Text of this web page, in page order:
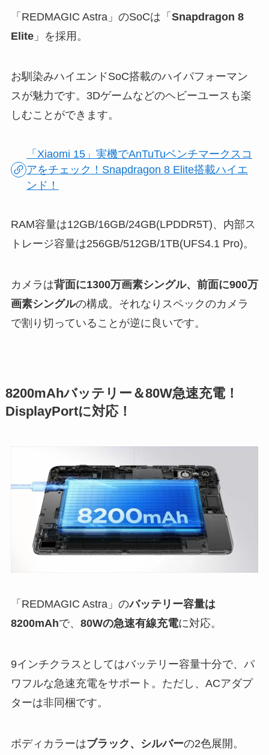
「REDMAGIC Astra」のSoCは「 Snapdragon 8
Elite」を採用。
お馴染みハイエンドSoC搭載のハイパフォーマン
スが魅力です。3Dゲームなどのヘビーユースも楽
しむことができます。
「Xiaomi 15」実機でAnTuTuベンチマークスコ
アをチェック！Snapdragon 8 Elite搭載ハイエ
ンド！
RAM容量は12GB/16GB/24GB(LPDDR5T)、内部ス
トレージ容量は256GB/512GB/1TB(UFS4.1 Pro)。
カメラは背面に1300万画素シングル、前面に900万
画素シングルの構成。それなりスペックのカメラ
で割り切っていることが逆に良いです。
8200mAhバッテリー＆80W急速充電！
DisplayPortに対応！
「REDMAGIC Astra」のバッテリー容量は
8200mAhで、 80Wの急速有線充電に対応。
9インチクラスとしてはバッテリー容量十分で、パ
ワフルな急速充電をサポート。ただし、ACアダプ
ターは非同梱です。
ボディカラーはブラック、シルバーの2色展開。